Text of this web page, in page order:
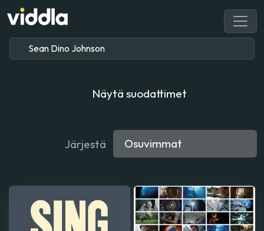
Näytä suodattimet
Järjestä